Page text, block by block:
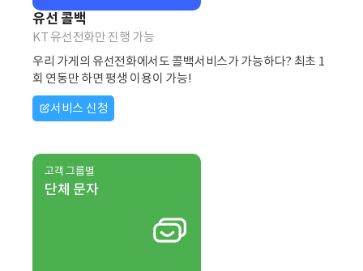
유선 콜백
KT 유선전화만 진행 가능
우리 가게의 유선전화에서도 콜백서비스가 가능하다? 최초 1
회 연동만 하면 평생 이용이 가능!
서비스 신청
고객 그룹별
단체 문자